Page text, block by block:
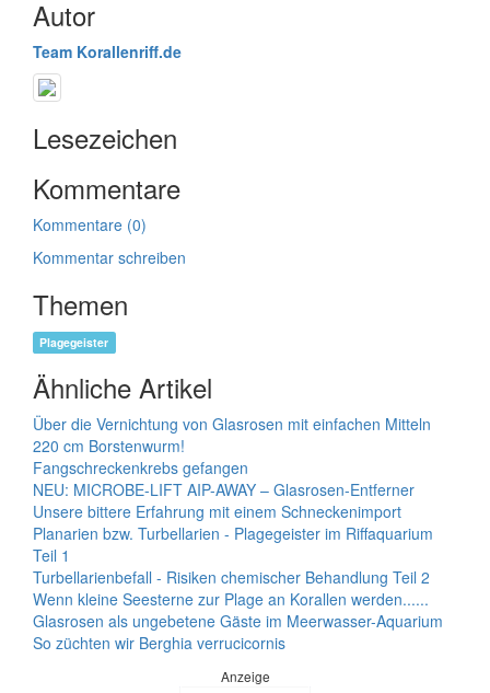
Autor
Team Korallenriff.de
Lesezeichen
Kommentare
Kommentare (0)
Kommentar schreiben
Themen
Plagegeister
Ähnliche Artikel
Über die Vernichtung von Glasrosen mit einfachen Mitteln
220 cm Borstenwurm!
Fangschreckenkrebs gefangen
NEU: MICROBE-LIFT AIP-AWAY – Glasrosen-Entferner
Unsere bittere Erfahrung mit einem Schneckenimport
Planarien bzw. Turbellarien - Plagegeister im Riffaquarium
Teil 1
Turbellarienbefall - Risiken chemischer Behandlung Teil 2
Wenn kleine Seesterne zur Plage an Korallen werden......
Glasrosen als ungebetene Gäste im Meerwasser-Aquarium
So züchten wir Berghia verrucicornis
Anzeige